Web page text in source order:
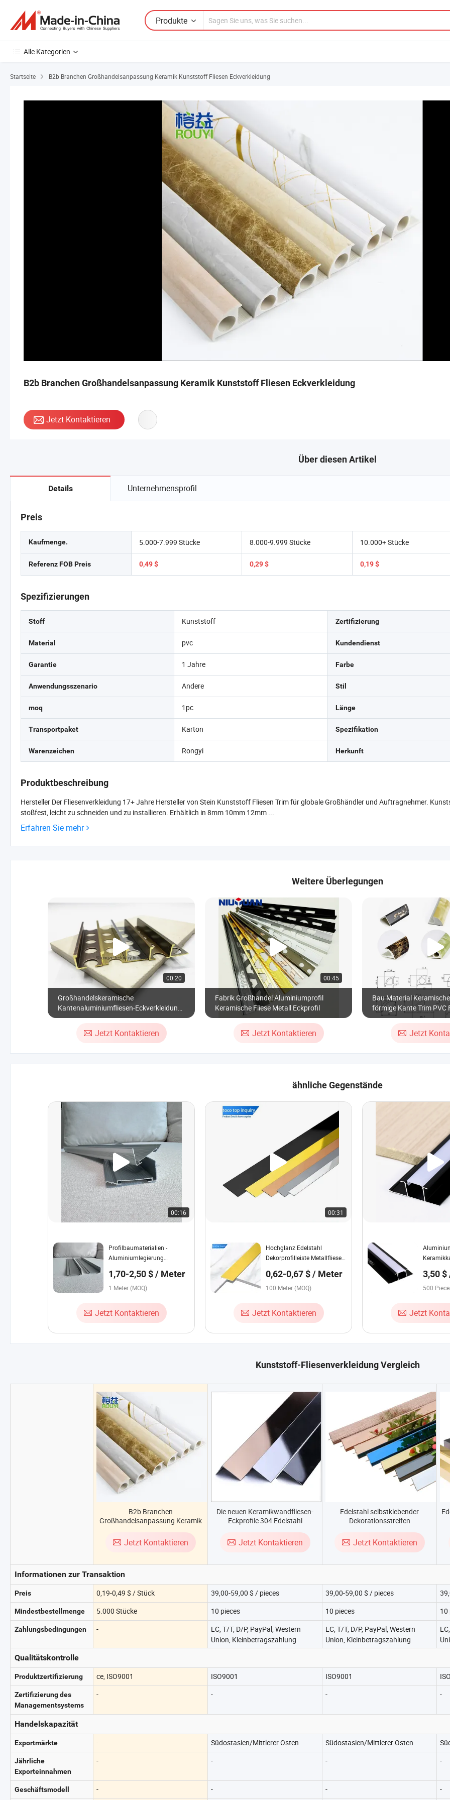
Produkte
Alle Kategorien
Startseite B2b Branchen Großhandelsanpassung Keramik Kunststoff Fliesen Eckverkleidung
B2b Branchen Großhandelsanpassung Keramik Kunststoff Fliesen Eckverkleidung
Jetzt Kontaktieren
Über diesen Artikel
Details Unternehmensprofil
Preis
Kaufmenge.
Referenz FOB Preis
5.000-7.999 Stücke
0,49 $
8.000-9.999 Stücke
0,29 $
10.000+ Stücke
0,19 $
Spezifizierungen
Stoff Kunststoff Zertifizierung
Material pvc Kundendienst
Garantie 1 Jahre Farbe
Anwendungsszenario Andere Stil
moq 1pc Länge
Transportpaket Karton Spezifikation
Warenzeichen Rongyi Herkunft
Produktbeschreibung
Hersteller Der Fliesenverkleidung 17+ Jahre Hersteller von Stein Kunststoff Fliesen Trim für globale Großhändler und Auftragnehmer.
stoßfest, leicht zu schneiden und zu installieren. Erhältlich in 8mm 10mm 12mm ...
Erfahren Sie mehr
Weitere Überlegungen
00:20
Großhandelskeramische
Kantenaluminiumfliesen-Eckverkleidung
für Wand-Listello
Jetzt Kontaktieren
00:45
Fabrik Großhandel Aluminiumprofil
Keramische Fliese Metall Eckprofil
Jetzt Kontaktieren
Bau Material
förmige Kante Trim PVC
Jetzt
ähnliche Gegenstände
00:16
Profilbaumaterialien -
Aluminiumlegierung
Metallverkleidung
1,70-2,50 $ / Meter
1 Meter (MOQ)
Jetzt Kontaktieren
00:31
Hochglanz Edelstahl
Dekorprofilleiste Metallfliesen
0,62-0,67 $ / Meter
100 Meter (MOQ)
Jetzt Kontaktieren
3,50
500
Jetzt
Kunststoff-Fliesenverkleidung Vergleich
B2b Branchen
Großhandelsanpassung Keramik
Jetzt Kontaktieren
Die neuen Keramikwandfliesen-
Eckprofile 304 Edelstahl
Jetzt Kontaktieren
Edelstahl selbstklebender
Dekorationsstreifen
Spiegel
Jetzt Kontaktieren
Informationen zur Transaktion
Preis 0,19-0,49 $ / Stück 39,00-59,00 $ / pieces 39,00-59,00 $ / pieces
Mindestbestellmenge 5.000 Stücke 10 pieces 10 pieces 10
Zahlungsbedingungen -
LC, T/T, D/P, PayPal, Western
Union, Kleinbetragszahlung
LC, T/T, D/P, PayPal, Western
Union, Kleinbetragszahlung
Qualitätskontrolle
Produktzertifizierung ce, ISO9001 ISO9001 ISO9001
Zertifizierung des
Managementsystems
- - - -
Handelskapazität
Exportmärkte - Südostasien/Mittlerer Osten Südostasien/Mittlerer Osten
Jährliche
Exporteinnahmen
- - - -
Geschäftsmodell - - - -